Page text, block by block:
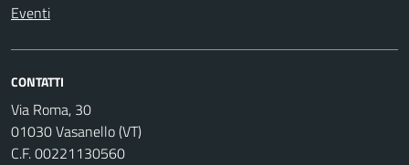
Eventi
CONTATTI
Via Roma, 30
01030 Vasanello (VT)
C.F. 00221130560